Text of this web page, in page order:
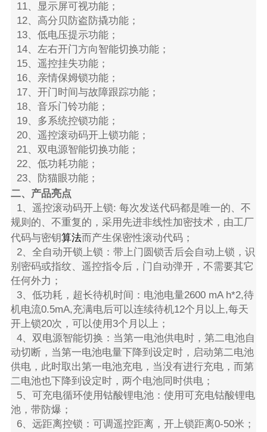
11、显示屏可视功能；
12、高分贝防盗防撬功能；
13、低电压提示功能；
14、左右开门方向智能切换功能；
15、遥控挂失功能；
16、亲情保姆锁功能；
17、开门时间与故障跟踪功能；
18、音乐门铃功能；
19、多系统控锁功能；
20、遥控滚动码开上锁功能；
21、双电源智能切换功能；
22、低功耗功能；
23、防猫眼功能；
二、产品亮点
1、遥控滚动码开上锁: 每次发送代码都是唯一的、不
规则的、不重复的，采用先进非线性加密技术，由工厂
代码与密钥算法而产生保密性滚动代码；
2、全自动开锁上锁：带上门圆锁舌后会自动上锁，识
别密码或指纹、遥控指令后，门自动弹开，不需要其它
任何外力；
3、低功耗，超长待机时间：电池电量2600 mA h*2,待
机电流0.5mA,充满电后可以连续待机12个月以上,每天
开上锁20次，可以使用3个月以上；
4、双电源智能切换：当第一电池供电时，第二电池自
动切断，当第一电池电量下降到设定时，启动第二电池
供电，此时取出第一电池充电，当没有进行充电，而第
二电池也下降到设定时，两个电池同时供电；
5、可充电循环使用钴酸锂电池：使用可充电钴酸锂电
池，带防爆；
6、远距离控锁：可调遥控距离，开上锁距离0-50米；